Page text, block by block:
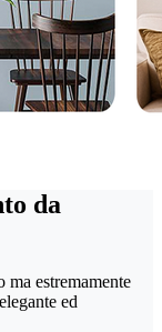
da
estremamente
ed